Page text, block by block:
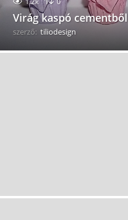
Virág kaspó cementből
szerző: tiliodesign